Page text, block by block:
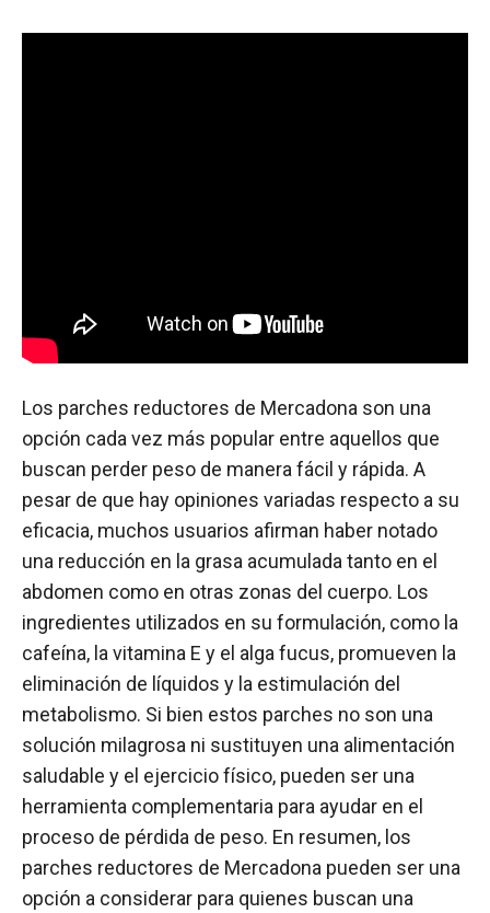
Los parches reductores de Mercadona son una
opción cada vez más popular entre aquellos que
buscan perder peso de manera fácil y rápida. A
pesar de que hay opiniones variadas respecto a su
eficacia, muchos usuarios afirman haber notado
una reducción en la grasa acumulada tanto en el
abdomen como en otras zonas del cuerpo. Los
ingredientes utilizados en su formulación, como la
cafeína, la vitamina E y el alga fucus, promueven la
eliminación de líquidos y la estimulación del
metabolismo. Si bien estos parches no son una
solución milagrosa ni sustituyen una alimentación
saludable y el ejercicio físico, pueden ser una
herramienta complementaria para ayudar en el
proceso de pérdida de peso. En resumen, los
parches reductores de Mercadona pueden ser una
opción a considerar para quienes buscan una